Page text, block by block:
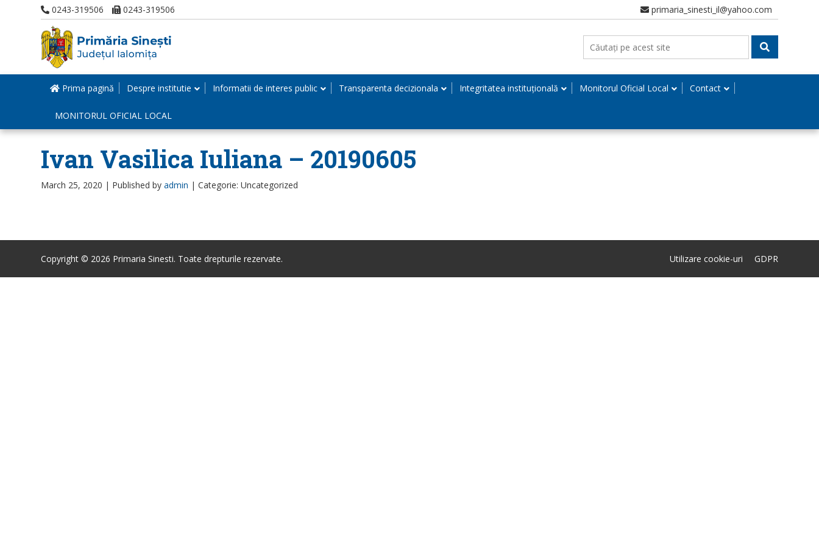
0243-319506 0243-319506 primaria_sinesti_il@yahoo.com
Prima pagină Despre institutie Informatii de interes public Transparenta decizionala Integritatea instituțională Monitorul Oficial Local Contact
MONITORUL OFICIAL LOCAL
Ivan Vasilica Iuliana – 20190605
March 25, 2020 | Published by admin | Categorie: Uncategorized
Copyright © 2026 Primaria Sinesti. Toate drepturile rezervate. Utilizare cookie-uri GDPR